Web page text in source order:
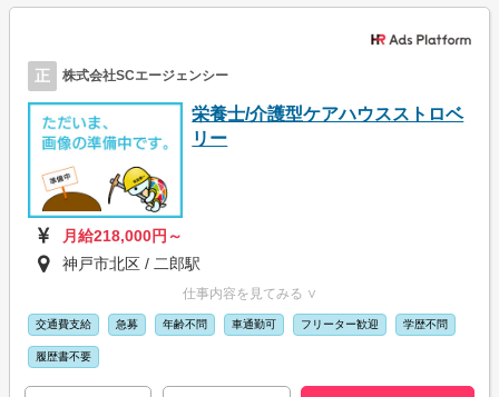
正 株式会社SCエージェンシー
栄養士/介護型ケアハウスストロベ
リー
月給218,000円～
神戸市北区 / 二郎駅
仕事内容を見てみる ∨
交通費支給 急募 年齢不問 車通勤可 フリーター歓迎 学歴不問
履歴書不要